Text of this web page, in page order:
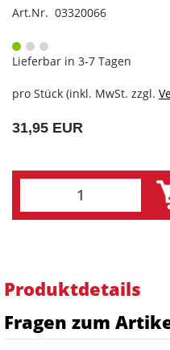
Art.Nr. 03320066
Lieferbar in 3-7 Tagen
pro Stück (inkl. MwSt. zzgl.
31,95 EUR
Produktdetails
Fragen zum